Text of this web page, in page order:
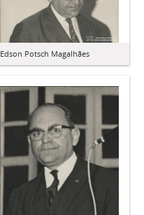
Edson Potsch Magalhães